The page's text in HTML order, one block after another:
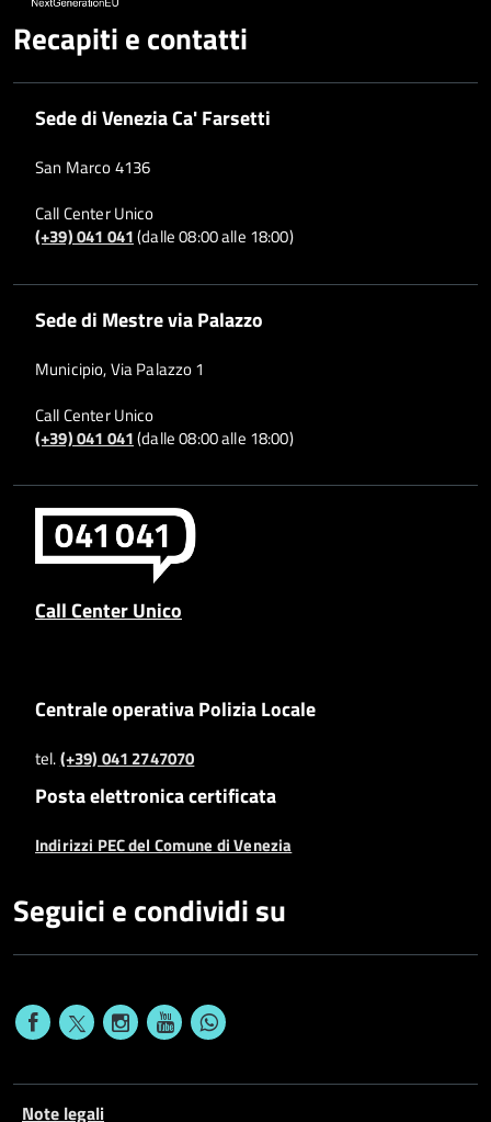
Recapiti e contatti
Sede di Venezia Ca' Farsetti
San Marco 4136
Call Center Unico
(+39) 041 041(dalle 08:00 alle 18:00)
Sede di Mestre via Palazzo
Municipio, Via Palazzo 1
Call Center Unico
(+39) 041 041(dalle 08:00 alle 18:00)
Call Center Unico
Centrale operativa Polizia Locale
tel.(+39) 041 2747070
Posta elettronica certificata
Indirizzi PEC del Comune di Venezia
Seguici e condividi su
Note legali